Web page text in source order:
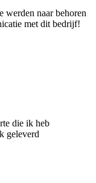
werden naar behoren
met dit bedrijf!
die ik heb
geleverd